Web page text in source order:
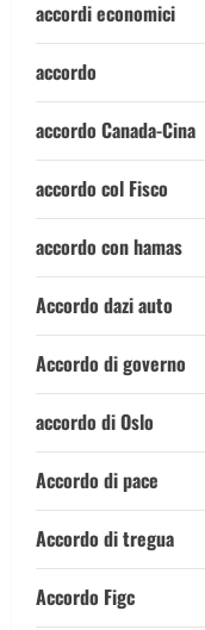
accordi economici
accordo
accordo Canada-Cina
accordo col Fisco
accordo con hamas
Accordo dazi auto
Accordo di governo
accordo di Oslo
Accordo di pace
Accordo di tregua
Accordo Figc